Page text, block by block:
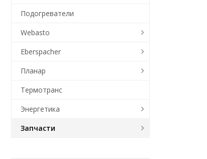
Подогреватели
Webasto
Eberspacher
Планар
Термотранс
Энергетика
Запчасти